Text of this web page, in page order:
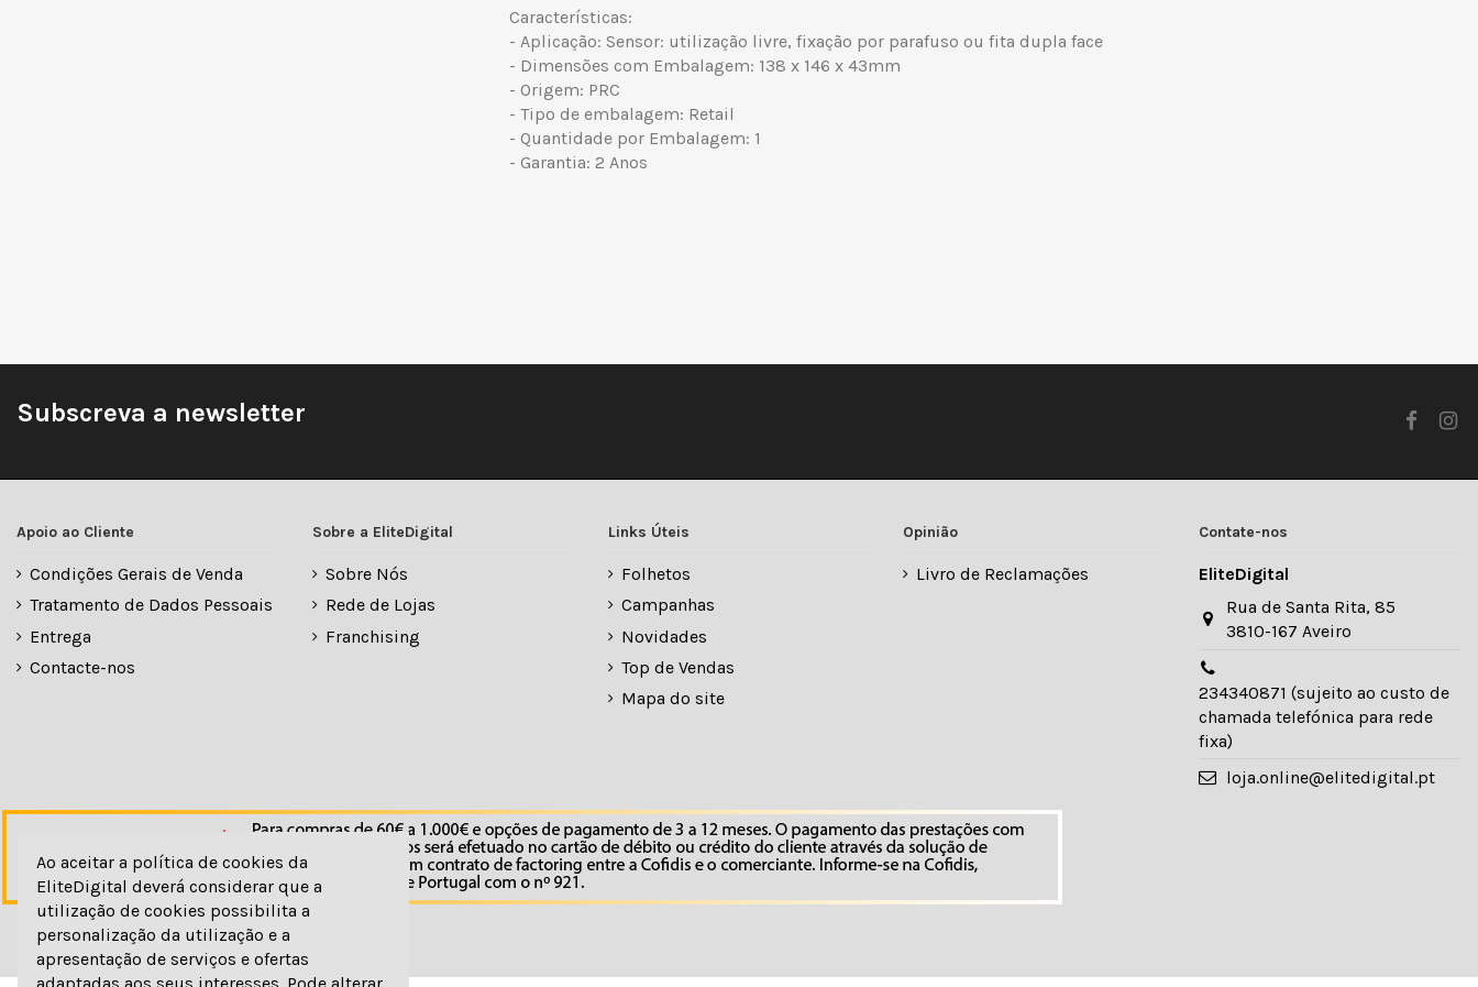
Características:
- Aplicação: Sensor: utilização livre, fixação por parafuso ou fita dupla face
- Dimensões com Embalagem: 138 x 146 x 43mm
- Origem: PRC
- Tipo de embalagem: Retail
- Quantidade por Embalagem: 1
- Garantia: 2 Anos
Subscreva a newsletter
Apoio ao Cliente
Condições Gerais de Venda
Tratamento de Dados Pessoais
Entrega
Contacte-nos
Sobre a EliteDigital
Sobre Nós
Rede de Lojas
Franchising
Links Úteis
Folhetos
Campanhas
Novidades
Top de Vendas
Mapa do site
Opinião
Livro de Reclamações
Contate-nos
EliteDigital
Rua de Santa Rita, 85
3810-167 Aveiro
234340871 (sujeito ao custo de
chamada telefónica para rede
fixa)
loja.online@elitedigital.pt
Ao aceitar a política de cookies da
EliteDigital deverá considerar que a
utilização de cookies possibilita a
personalização da utilização e a
apresentação de serviços e ofertas